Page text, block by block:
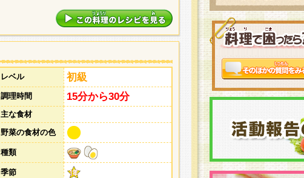
レベル 初級
調理時間 15分から30分
主な食材
野菜の食材の色
種類
季節